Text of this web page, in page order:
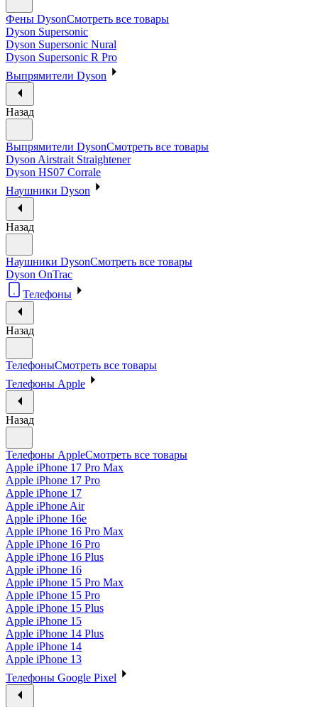
Фены DysonСмотреть все товары
Dyson Supersonic
Dyson Supersonic Nural
Dyson Supersonic R Pro
Выпрямители Dyson
Назад
Выпрямители DysonСмотреть все товары
Dyson Airstrait Straightener
Dyson HS07 Corrale
Наушники Dyson
Назад
Наушники DysonСмотреть все товары
Dyson OnTrac
Телефоны
Назад
ТелефоныСмотреть все товары
Телефоны Apple
Назад
Телефоны AppleСмотреть все товары
Apple iPhone 17 Pro Max
Apple iPhone 17 Pro
Apple iPhone 17
Apple iPhone Air
Apple iPhone 16e
Apple iPhone 16 Pro Max
Apple iPhone 16 Pro
Apple iPhone 16 Plus
Apple iPhone 16
Apple iPhone 15 Pro Max
Apple iPhone 15 Pro
Apple iPhone 15 Plus
Apple iPhone 15
Apple iPhone 14 Plus
Apple iPhone 14
Apple iPhone 13
Телефоны Google Pixel